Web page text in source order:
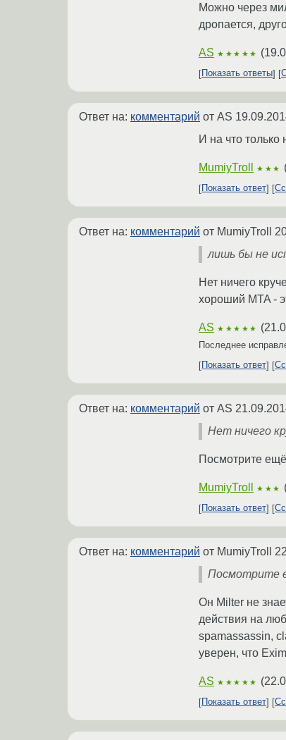
Можно через
дропается,
AS ★★★★★ (
Показать ответы
Ответ на: комментарий от AS
И на что
MumiyTroll ★★★
Показать ответ
Ответ на: комментарий от MumiyTroll
лишь бы не
Нет ничего
хороший MTA -
AS ★★★★★ (
Последнее
Показать ответ
Ответ на: комментарий от AS
Нет ничего
Посмотрите
MumiyTroll ★★★
Показать ответ
Ответ на: комментарий от MumiyTroll
Посмотрите
Он Milter не
действия на
spamassassin,
уверен, что
AS ★★★★★ (
Показать ответ